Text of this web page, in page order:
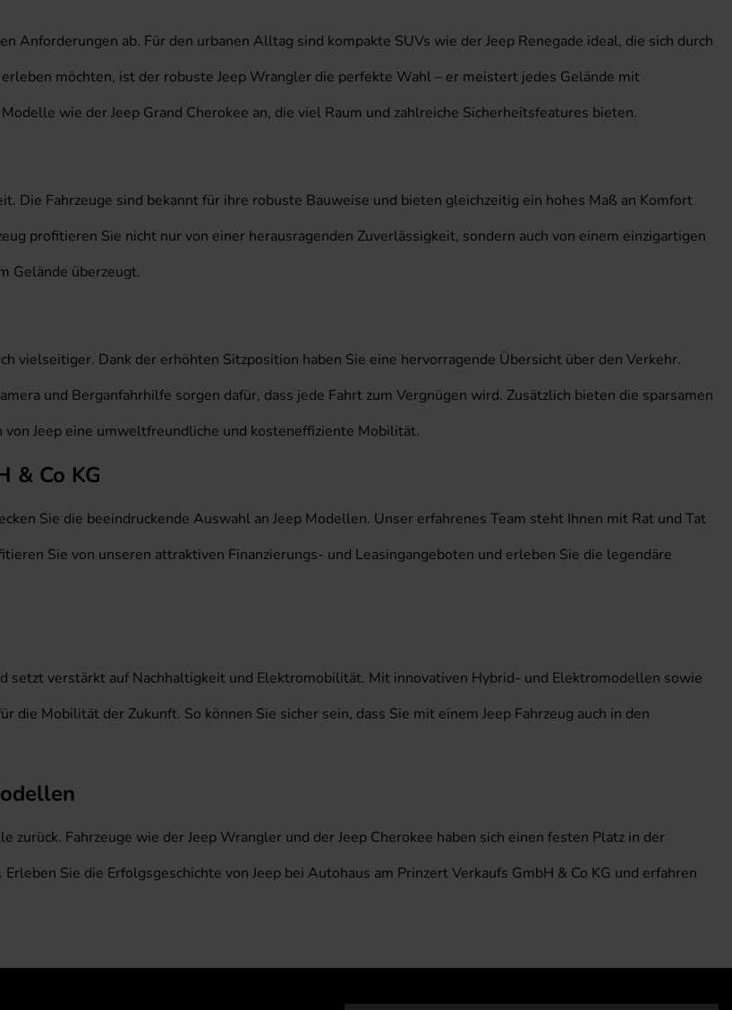
Anforderungen ab. Für den urbanen Alltag sind kompakte SUVs wie der Jeep Renegade ideal, die sich durch
möchten, ist der robuste Jeep Wrangler die perfekte Wahl – er meistert jedes Gelände mit
wie der Jeep Grand Cherokee an, die viel Raum und zahlreiche Sicherheitsfeatures bieten.
Die Fahrzeuge sind bekannt für ihre robuste Bauweise und bieten gleichzeitig ein hohes Maß an Komfort
profitieren Sie nicht nur von einer herausragenden Zuverlässigkeit, sondern auch von einem einzigartigen
Gelände überzeugt.
vielseitiger. Dank der erhöhten Sitzposition haben Sie eine hervorragende Übersicht über den Verkehr.
und Berganfahrhilfe sorgen dafür, dass jede Fahrt zum Vergnügen wird. Zusätzlich bieten die sparsamen
Jeep eine umweltfreundliche und kosteneffiziente Mobilität.
& Co KG
Sie die beeindruckende Auswahl an Jeep Modellen. Unser erfahrenes Team steht Ihnen mit Rat und Tat
Sie von unseren attraktiven Finanzierungs- und Leasingangeboten und erleben Sie die legendäre
setzt verstärkt auf Nachhaltigkeit und Elektromobilität. Mit innovativen Hybrid- und Elektromodellen sowie
Mobilität der Zukunft. So können Sie sicher sein, dass Sie mit einem Jeep Fahrzeug auch in den
Fahrzeuge wie der Jeep Wrangler und der Jeep Cherokee haben sich einen festen Platz in der
Sie die Erfolgsgeschichte von Jeep bei Autohaus am Prinzert Verkaufs GmbH & Co KG und erfahren